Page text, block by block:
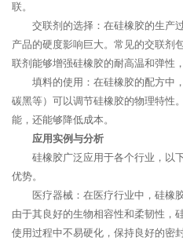
联。
交联剂的选择：在硅橡胶的生产
产品的硬度影响巨大。常见的交联剂
联剂能够增强硅橡胶的耐高温和弹性
填料的使用：在硅橡胶的配方中
碳黑等）可以调节硅橡胶的物理特性
能，还能够降低成本。
应用实例与分析
硅橡胶广泛应用于各个行业，以
优势。
医疗器械：在医疗行业中，硅橡
由于其良好的生物相容性和柔韧性，
使用过程中不易硬化，保持良好的密封